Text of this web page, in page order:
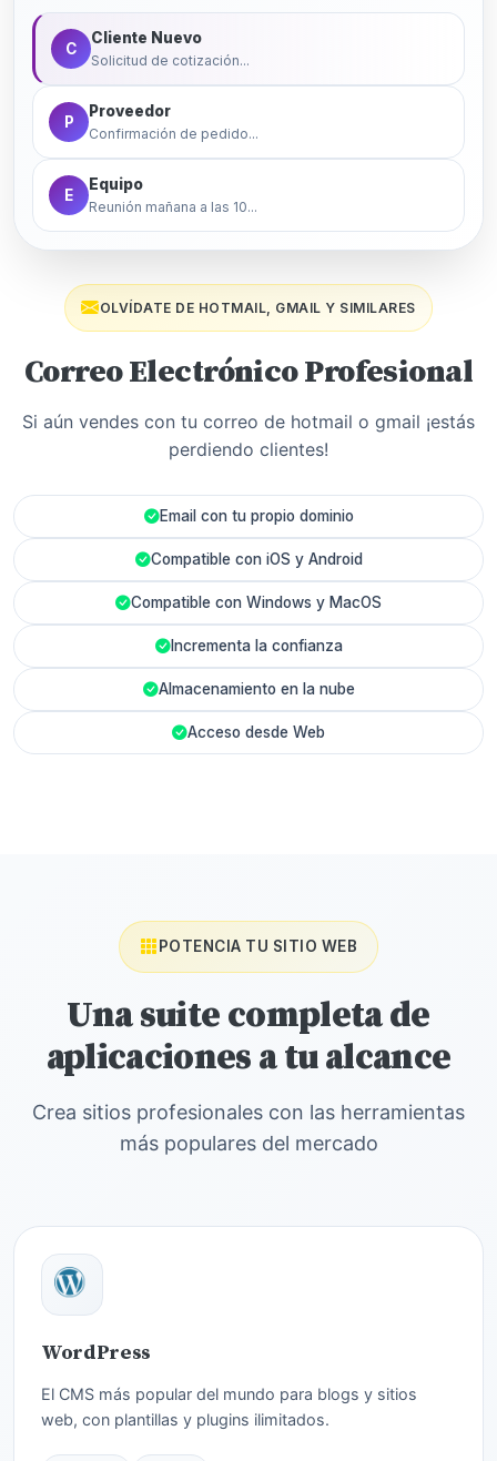
C
Cliente Nuevo
Solicitud de cotización...
P
Proveedor
Confirmación de pedido...
E
Equipo
Reunión mañana a las 10...
OLVÍDATE DE HOTMAIL, GMAIL Y SIMILARES
Correo Electrónico Profesional
Si aún vendes con tu correo de hotmail o gmail ¡estás
perdiendo clientes!
Email con tu propio dominio
Compatible con iOS y Android
Compatible con Windows y MacOS
Incrementa la confianza
Almacenamiento en la nube
Acceso desde Web
POTENCIA TU SITIO WEB
Una suite completa de
aplicaciones a tu alcance
Crea sitios profesionales con las herramientas
más populares del mercado
WordPress
El CMS más popular del mundo para blogs y sitios
web, con plantillas y plugins ilimitados.